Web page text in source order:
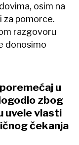
osim na
za pomorce.
razgovoru
donosimo
u
zbog
uvele vlasti
čekanja